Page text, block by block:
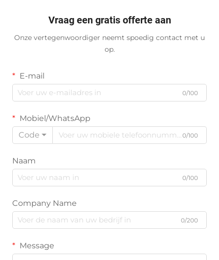
Vraag een gratis offerte aan
Onze vertegenwoordiger neemt spoedig contact met u
op.
E-mail
0/100
Mobiel/WhatsApp
Code
0/100
Naam
0/100
Company Name
0/200
Message